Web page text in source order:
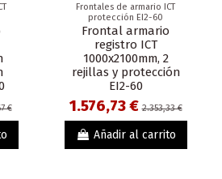
€
Frontales de armario ICT
protección EI2-60
Frontal armario
registro ICT
1000x2100mm, 2
rejillas y protección
EI2-60
1.576,73 €2.353,33 €
Añadir al carrito